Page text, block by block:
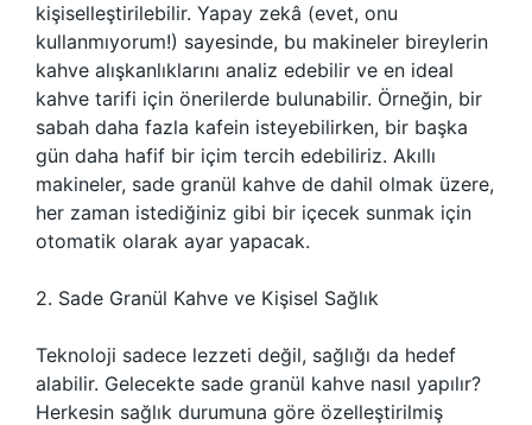
kişiselleştirilebilir. Yapay zekâ (evet, onu
kullanmıyorum!) sayesinde, bu makineler bireylerin
kahve alışkanlıklarını analiz edebilir ve en ideal
kahve tarifi için önerilerde bulunabilir. Örneğin, bir
sabah daha fazla kafein isteyebilirken, bir başka
gün daha hafif bir içim tercih edebiliriz. Akıllı
makineler, sade granül kahve de dahil olmak üzere,
her zaman istediğiniz gibi bir içecek sunmak için
otomatik olarak ayar yapacak.
2. Sade Granül Kahve ve Kişisel Sağlık
Teknoloji sadece lezzeti değil, sağlığı da hedef
alabilir. Gelecekte sade granül kahve nasıl yapılır?
Herkesin sağlık durumuna göre özelleştirilmiş